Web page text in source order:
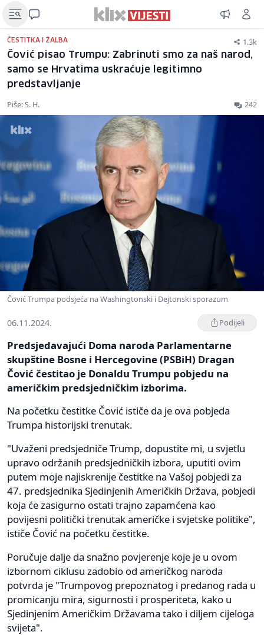
ČESTITKA I ŽALBA 1.3k
Čović pisao Trumpu: Zabrinuti smo za naš narod,
samo se Hrvatima uskraćuje legitimno
predstavljanje
Piše: S. H. 242
Čović Trumpa podsjeća na Washingtonski i Dejtonski sporazum
06.11.2024. Podijeli
Predsjedavajući Doma naroda Parlamentarne
skupštine Bosne i Hercegovine (PSBiH) Dragan
Čović čestitao je Donaldu Trumpu pobjedu na
američkim predsjedničkim izborima.
Na početku čestitke Čović ističe da je ova pobjeda
Trumpa historijski trenutak.
"Uvaženi predsjedniče Trump, dopustite mi, u svjetlu
upravo održanih predsjedničkih izbora, uputiti ovim
putem moje najiskrenije čestitke na Vašoj pobjedi za
47. predsjednika Sjedinjenih Američkih Država, pobjedi
koja će zasigurno ostati trajno zapamćena kao
povijesni politički trenutak američke i svjetske politike",
ističe Čović na početku čestitke.
Poručuje dalje da snažno povjerenje koje je u ovom
izbornom ciklusu zadobio od američkog naroda
potvrda je "Trumpovog prepoznatog i predanog rada u
promicanju mira, sigurnosti i prosperiteta, kako u
Sjedinjenim Američkim Državama tako i diljem cijeloga
svijeta".